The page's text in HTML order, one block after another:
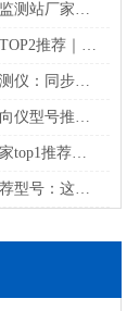
2026大屏负氧离子监测站厂家实力排行：景区生态环境监测选什么设备？
2026便携式气象站TOP2推荐｜TW-PQX6/TW-BQX6野外应急六要素气象监测选型指南
便携式负氧离子检测仪：同步检测负氧离子、甲醛、PM2.5、PM10多项核心空气指标
三维无人机风速风向仪型号推荐及厂家排行
北斗气象站源头厂家top1推荐——山东天蔚
在线扬尘监测仪推荐型号：这台设备可同步监测PM2.5、PM10、TSP等核心扬尘颗粒物指标